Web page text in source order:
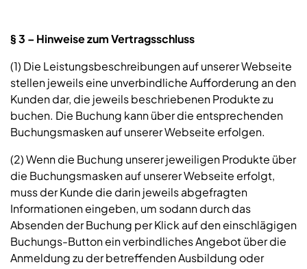
§ 3 – Hinweise zum Vertragsschluss
(1) Die Leistungsbeschreibungen auf unserer Webseite
stellen jeweils eine unverbindliche Aufforderung an den
Kunden dar, die jeweils beschriebenen Produkte zu
buchen. Die Buchung kann über die entsprechenden
Buchungsmasken auf unserer Webseite erfolgen.
(2) Wenn die Buchung unserer jeweiligen Produkte über
die Buchungsmasken auf unserer Webseite erfolgt,
muss der Kunde die darin jeweils abgefragten
Informationen eingeben, um sodann durch das
Absenden der Buchung per Klick auf den einschlägigen
Buchungs-Button ein verbindliches Angebot über die
Anmeldung zu der betreffenden Ausbildung oder